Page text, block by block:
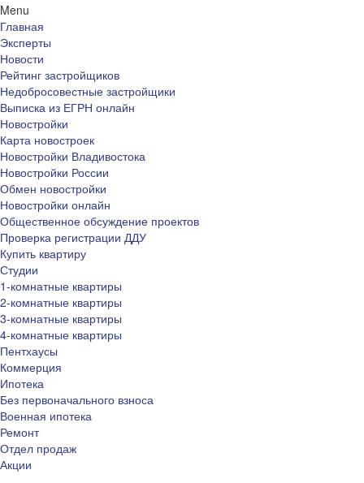
Menu
Главная
Эксперты
Новости
Рейтинг застройщиков
Недобросовестные застройщики
Выписка из ЕГРН онлайн
Новостройки
Карта новостроек
Новостройки Владивостока
Новостройки России
Обмен новостройки
Новостройки онлайн
Общественное обсуждение проектов
Проверка регистрации ДДУ
Купить квартиру
Студии
1-комнатные квартиры
2-комнатные квартиры
3-комнатные квартиры
4-комнатные квартиры
Пентхаусы
Коммерция
Ипотека
Без первоначального взноса
Военная ипотека
Ремонт
Отдел продаж
Акции